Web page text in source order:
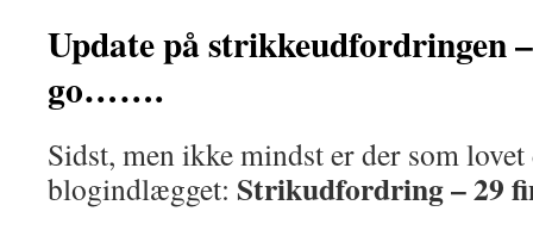
Update på strikkeudfordringen
go…….
Sidst, men ikke mindst er der som
blogindlægget: Strikudfordring – 29